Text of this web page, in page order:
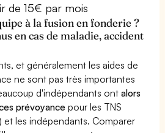
de 15€ par mois
à la fusion en fonderie ?
en cas de maladie, accident
et généralement les aides de
ne sont pas très importantes
d'indépendants ontalors
prévoyance pour les TNS
et les indépendants. Comparer